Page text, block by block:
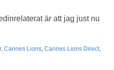
är att jag just nu
, Cannes Lions, Cannes Lions Direct,